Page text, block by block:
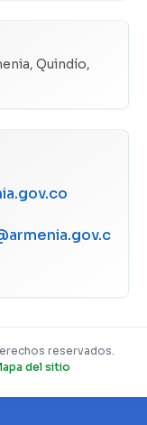
Quindío,
reservados.
del sitio